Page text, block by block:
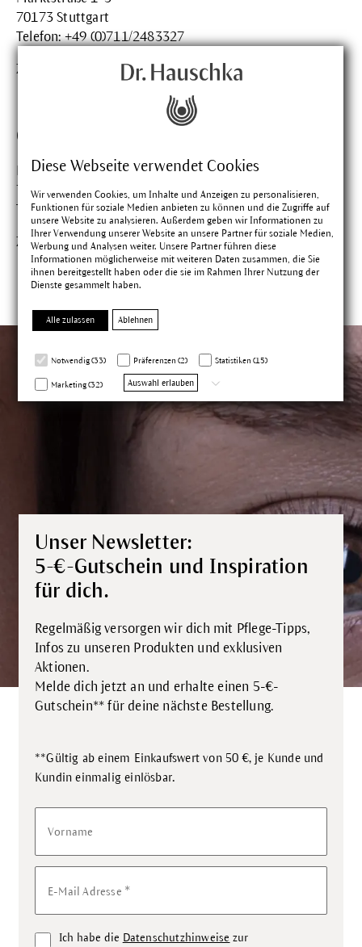
Diese Webseite verwendet Cookies
Wir verwenden Cookies, um Inhalte und Anzeigen zu personalisieren,
Funktionen für soziale Medien anbieten zu können und die Zugriffe auf
unsere Website zu analysieren. Außerdem geben wir Informationen zu
Ihrer Verwendung unserer Website an unsere Partner für soziale Medien,
Werbung und Analysen weiter. Unsere Partner führen diese
Informationen möglicherweise mit weiteren Daten zusammen, die Sie
ihnen bereitgestellt haben oder die sie im Rahmen Ihrer Nutzung der
Dienste gesammelt haben.
Alle zulassen Ablehnen
Notwendig (33) Präferenzen (2) Statistiken (15)
Marketing (32) Auswahl erlauben
70173 Stuttgart
Telefon: +49 (0)711/2483327
Zum Counter in Stuttgart
Counter Freiburg Breuninger.
Kaiser-Joseph-Str. 169
79098 Freiburg
Telefon: +49 (0)761/38040
Zum Counter in Freiburg
Unser Newsletter:
5-€-Gutschein und Inspiration
für dich.
Regelmäßig versorgen wir dich mit Pflege-Tipps,
Infos zu unseren Produkten und exklusiven
Aktionen.
Melde dich jetzt an und erhalte einen 5-€-
Gutschein** für deine nächste Bestellung.
**Gültig ab einem Einkaufswert von 50 €, je Kunde und
Kundin einmalig einlösbar.
Vorname
E-Mail Adresse *
Ich habe die Datenschutzhinweise zur